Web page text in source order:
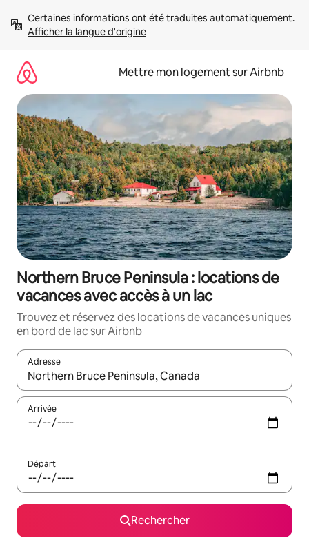
directement
Afficher la langue d'origine
Mettre mon logement sur Airbnb
Northern Bruce Peninsula : locations de
vacances avec accès à un lac
Trouvez et réservez des locations de vacances uniques
en bord de lac sur Airbnb
Adresse
Lorsque les résultats s'affichent, utilisez les flèches vers le
Arrivée
Départ
Rechercher